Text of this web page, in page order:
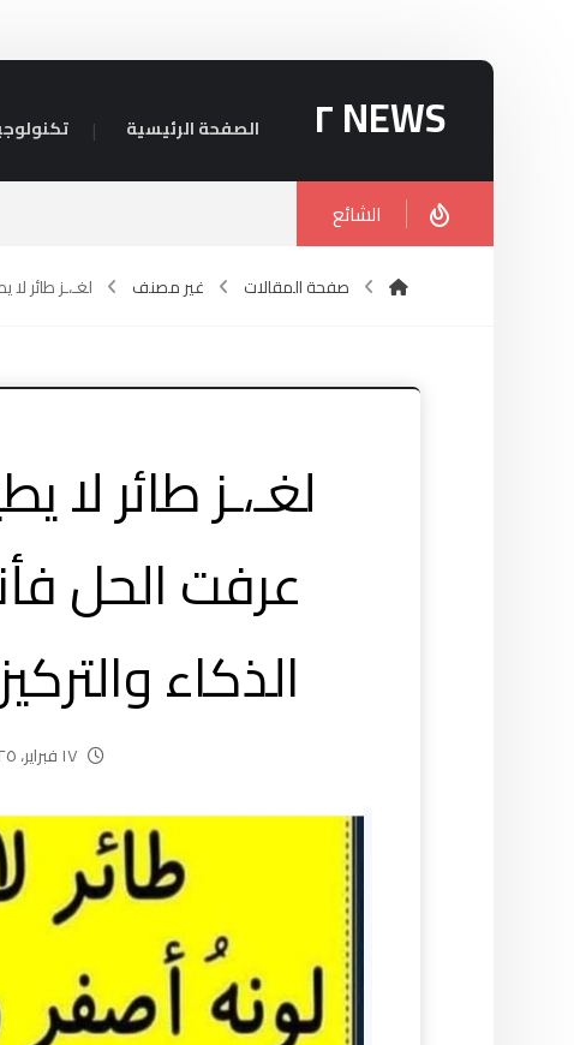
NEWS ٢ الصفحة الرئيسية
الشائع
صفحة المقالات غير مصنف لغـ،ـز طائر لا
لغـ،ـز طائر لا
عرفت الحل
الذكاء والتركيز ٩٥%من
١٧ فبراير، ٢٠٢٥